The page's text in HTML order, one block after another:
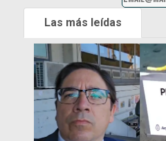
Las más leídas